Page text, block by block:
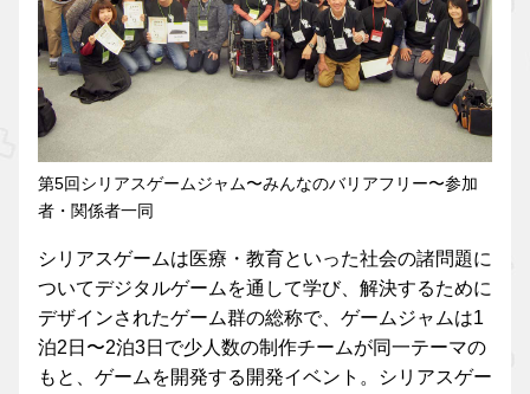
第5回シリアスゲームジャム〜みんなのバリアフリー〜参加
者・関係者一同
シリアスゲームは医療・教育といった社会の諸問題に
ついてデジタルゲームを通して学び、解決するために
デザインされたゲーム群の総称で、ゲームジャムは1
泊2日〜2泊3日で少人数の制作チームが同一テーマの
もと、ゲームを開発する開発イベント。シリアスゲー